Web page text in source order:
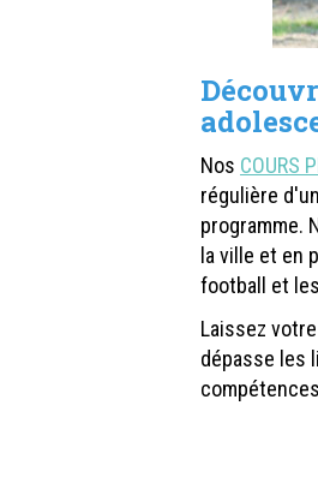
Nos COURS
régulière
programme.
la ville et en
football et
Laissez
dépasse les